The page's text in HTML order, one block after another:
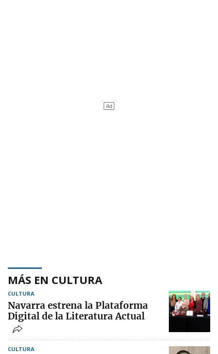
MÁS EN CULTURA
CULTURA
Navarra estrena la Plataforma
Digital de la Literatura Actual
CULTURA